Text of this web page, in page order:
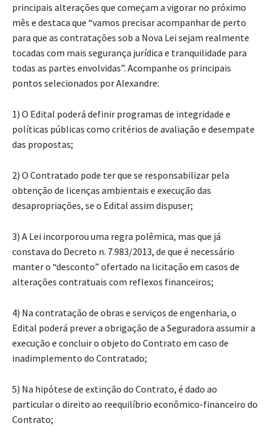
principais alterações que começam a vigorar no próximo
mês e destaca que “vamos precisar acompanhar de perto
para que as contratações sob a Nova Lei sejam realmente
tocadas com mais segurança jurídica e tranquilidade para
todas as partes envolvidas”. Acompanhe os principais
pontos selecionados por Alexandre:
1) O Edital poderá definir programas de integridade e
políticas públicas como critérios de avaliação e desempate
das propostas;
2) O Contratado pode ter que se responsabilizar pela
obtenção de licenças ambientais e execução das
desapropriações, se o Edital assim dispuser;
3) A Lei incorporou uma regra polêmica, mas que já
constava do Decreto n. 7.983/2013, de que é necessário
manter o “desconto” ofertado na licitação em casos de
alterações contratuais com reflexos financeiros;
4) Na contratação de obras e serviços de engenharia, o
Edital poderá prever a obrigação de a Seguradora assumir a
execução e concluir o objeto do Contrato em caso de
inadimplemento do Contratado;
5) Na hipótese de extinção do Contrato, é dado ao
particular o direito ao reequilíbrio econômico-financeiro do
Contrato;